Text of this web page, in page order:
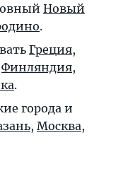
Новый
.
Греция,
Финляндия,
.
города и
, Москва,